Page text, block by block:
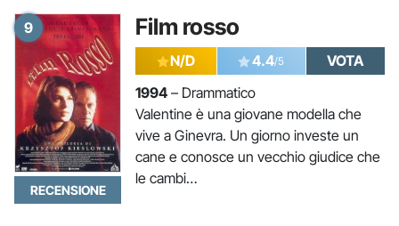
9 Film rosso
RECENSIONE
N/D 4.4/5
VOTA
1994 – Drammatico
Valentine è una giovane modella che
vive a Ginevra. Un giorno investe un
cane e conosce un vecchio giudice che
le cambi…